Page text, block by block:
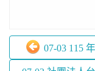
07-03 115